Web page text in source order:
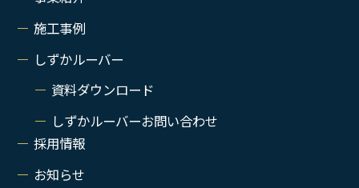
施工事例
しずかルーバー
資料ダウンロード
しずかルーバーお問い合わせ
採用情報
お知らせ